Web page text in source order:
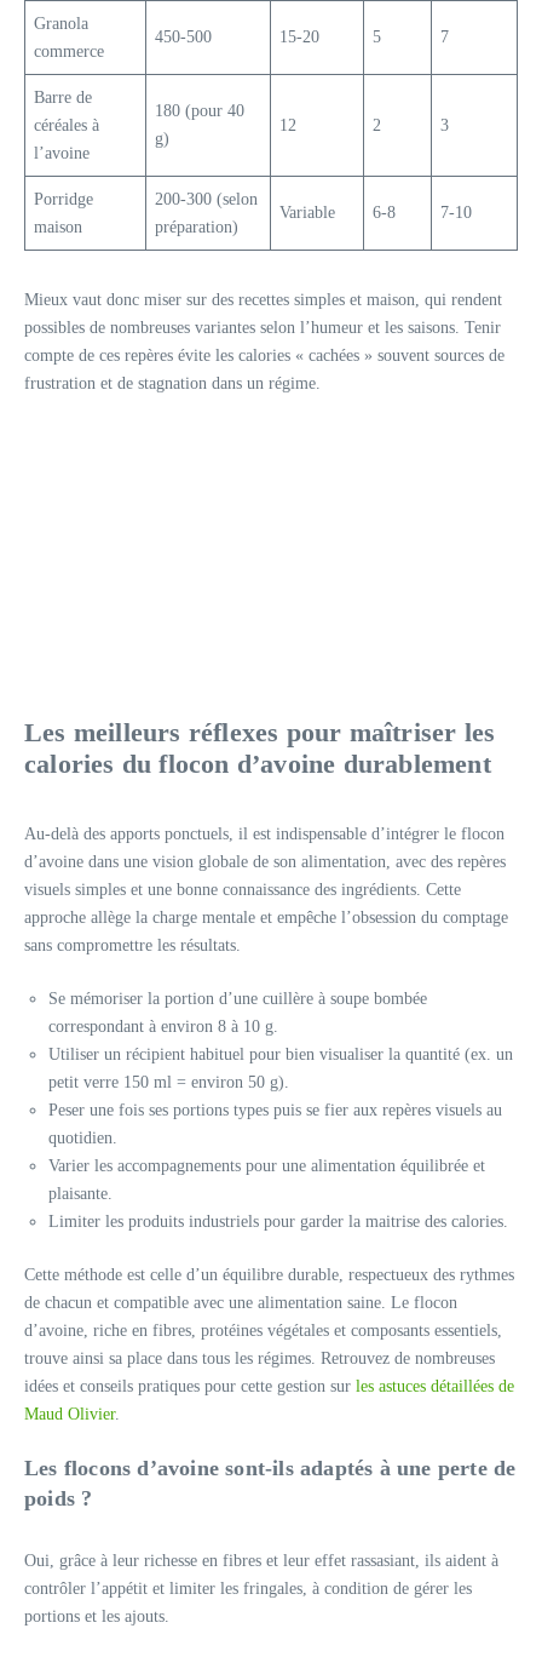
Granola
commerce
450-500 15-20 5 7
Barre de
céréales à
l’avoine
180 (pour 40
g)
12 2 3
Porridge
maison
200-300 (selon
préparation)
Variable 6-8 7-10
Mieux vaut donc miser sur des recettes simples et maison, qui rendent
possibles de nombreuses variantes selon l’humeur et les saisons. Tenir
compte de ces repères évite les calories « cachées » souvent sources de
frustration et de stagnation dans un régime.
Les meilleurs réflexes pour maîtriser les
calories du flocon d’avoine durablement
Au-delà des apports ponctuels, il est indispensable d’intégrer le flocon
d’avoine dans une vision globale de son alimentation, avec des repères
visuels simples et une bonne connaissance des ingrédients. Cette
approche allège la charge mentale et empêche l’obsession du comptage
sans compromettre les résultats.
Se mémoriser la portion d’une cuillère à soupe bombée
correspondant à environ 8 à 10 g.
Utiliser un récipient habituel pour bien visualiser la quantité (ex. un
petit verre 150 ml = environ 50 g).
Peser une fois ses portions types puis se fier aux repères visuels au
quotidien.
Varier les accompagnements pour une alimentation équilibrée et
plaisante.
Limiter les produits industriels pour garder la maitrise des calories.
Cette méthode est celle d’un équilibre durable, respectueux des rythmes
de chacun et compatible avec une alimentation saine. Le flocon
d’avoine, riche en fibres, protéines végétales et composants essentiels,
trouve ainsi sa place dans tous les régimes. Retrouvez de nombreuses
idées et conseils pratiques pour cette gestion sur les astuces détaillées de
Maud Olivier.
Les flocons d’avoine sont-ils adaptés à une perte de
poids ?
Oui, grâce à leur richesse en fibres et leur effet rassasiant, ils aident à
contrôler l’appétit et limiter les fringales, à condition de gérer les
portions et les ajouts.